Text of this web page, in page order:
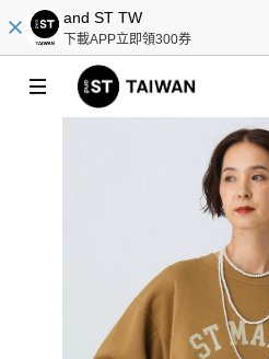
and ST TW
下載APP立即領300券